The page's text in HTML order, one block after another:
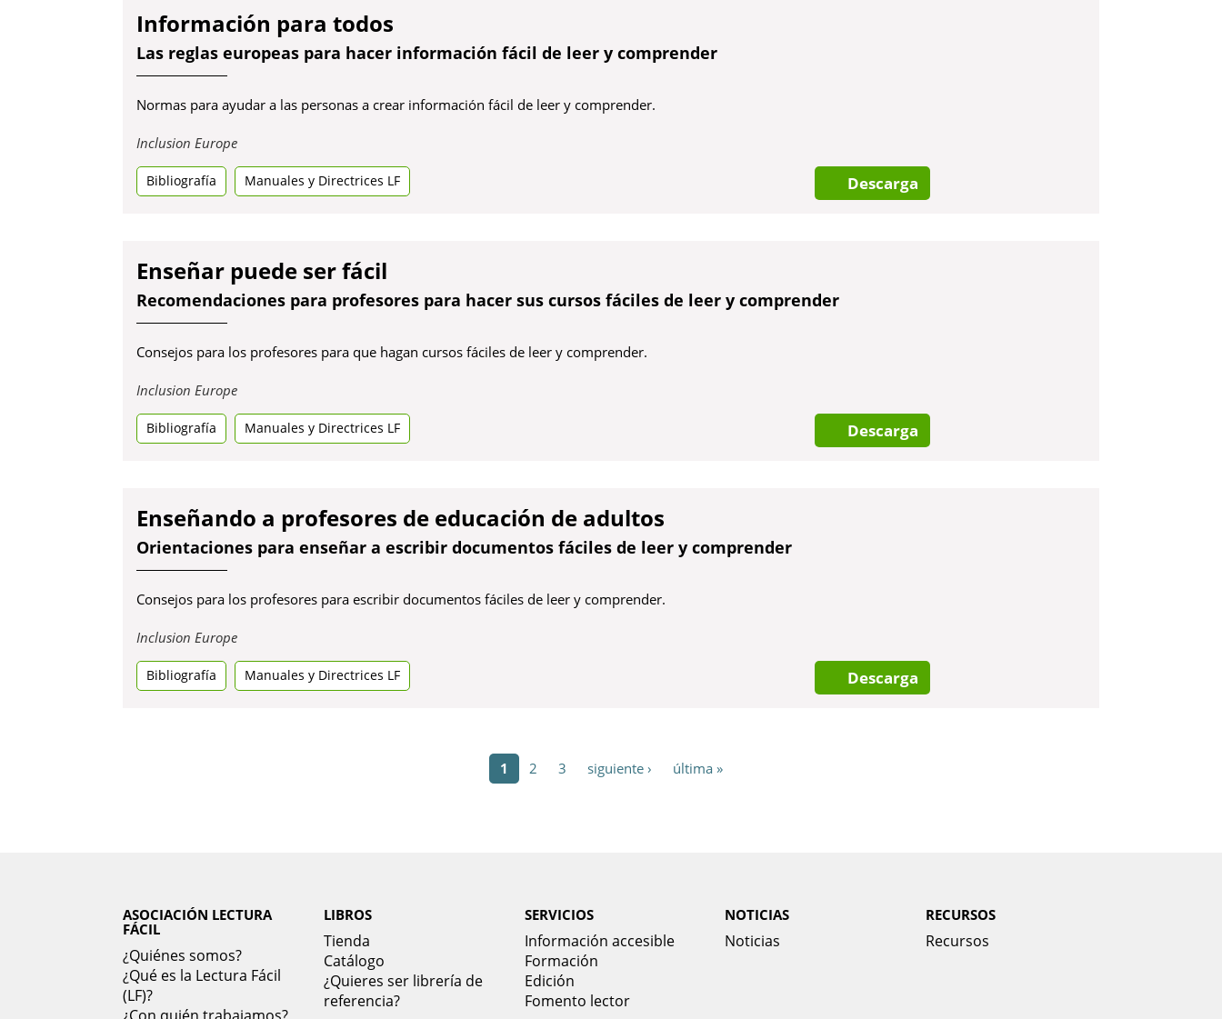
Información para todos
Las reglas europeas para hacer información fácil de leer y comprender
Normas para ayudar a las personas a crear información fácil de leer y comprender.
Inclusion EuropeObre
en
una
pestanya
Bibliografía Manuales y Directrices LF Descarga
Enseñar puede ser fácil
Recomendaciones para profesores para hacer sus cursos fáciles de leer y comprender
Consejos para los profesores para que hagan cursos fáciles de leer y comprender.
Inclusion EuropeObre
en
una
pestanya
Bibliografía Manuales y Directrices LF Descarga
Enseñando a profesores de educación de adultos
Orientaciones para enseñar a escribir documentos fáciles de leer y comprender
Consejos para los profesores para escribir documentos fáciles de leer y comprender.
Inclusion EuropeObre
en
una
pestanya
Bibliografía Manuales y Directrices LF Descarga
1 2 3 siguiente › última »
ASOCIACIÓN LECTURA
FÁCIL
¿Quiénes somos?
¿Qué es la Lectura Fácil
(LF)?
LIBROS
Tienda
Catálogo
¿Quieres ser librería de
referencia?
SERVICIOS
Información accesible
Formación
Edición
Fomento lector
NOTICIAS
Noticias
RECURSOS
Recursos